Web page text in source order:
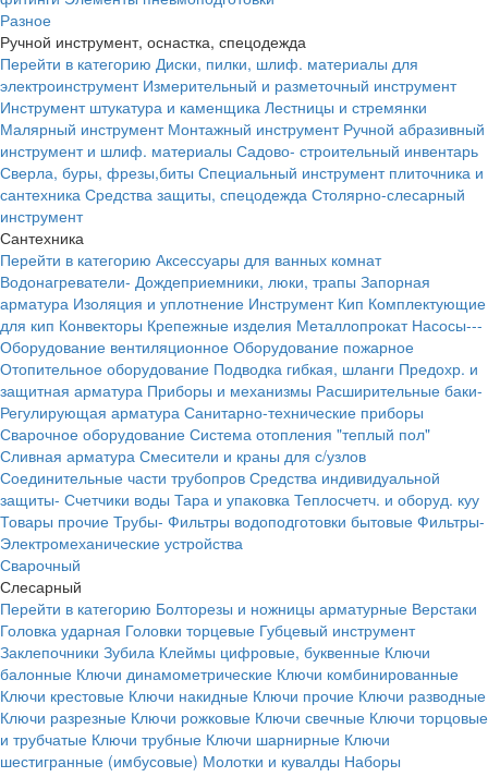
Разное
Ручной инструмент, оснастка, спецодежда
Перейти в категорию Диски, пилки, шлиф. материалы для
электроинструмент Измерительный и разметочный инструмент
Инструмент штукатура и каменщика Лестницы и стремянки
Малярный инструмент Монтажный инструмент Ручной абразивный
инструмент и шлиф. материалы Садово- строительный инвентарь
Сверла, буры, фрезы,биты Специальный инструмент плиточника и
сантехника Средства защиты, спецодежда Столярно-слесарный
инструмент
Сантехника
Перейти в категорию Аксессуары для ванных комнат
Водонагреватели- Дождеприемники, люки, трапы Запорная
арматура Изоляция и уплотнение Инструмент Кип Комплектующие
для кип Конвекторы Крепежные изделия Металлопрокат Насосы---
Оборудование вентиляционное Оборудование пожарное
Отопительное оборудование Подводка гибкая, шланги Предохр. и
защитная арматура Приборы и механизмы Расширительные баки-
Регулирующая арматура Санитарно-технические приборы
Сварочное оборудование Система отопления "теплый пол"
Сливная арматура Смесители и краны для с/узлов
Соединительные части трубопров Средства индивидуальной
защиты- Счетчики воды Тара и упаковка Теплосчетч. и оборуд. куу
Товары прочие Трубы- Фильтры водоподготовки бытовые Фильтры-
Электромеханические устройства
Сварочный
Слесарный
Перейти в категорию Болторезы и ножницы арматурные Верстаки
Головка ударная Головки торцевые Губцевый инструмент
Заклепочники Зубила Клеймы цифровые, буквенные Ключи
балонные Ключи динамометрические Ключи комбинированные
Ключи крестовые Ключи накидные Ключи прочие Ключи разводные
Ключи разрезные Ключи рожковые Ключи свечные Ключи торцовые
и трубчатые Ключи трубные Ключи шарнирные Ключи
шестигранные (имбусовые) Молотки и кувалды Наборы